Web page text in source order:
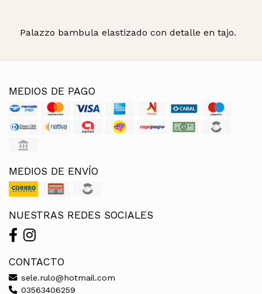
Palazzo bambula elastizado con detalle en tajo.
MEDIOS DE PAGO
MEDIOS DE ENVÍO
NUESTRAS REDES SOCIALES
CONTACTO
sele.rulo@hotmail.com
03563406259